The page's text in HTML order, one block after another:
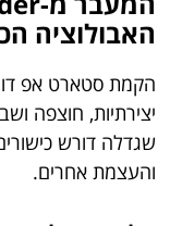
האבולוציה
הקמת סטארט אפ
יצירתיות, חוצפה
שגדלה דורש
והעצמת אחרים.